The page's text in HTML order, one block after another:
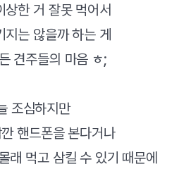
상한 거 잘못 먹어서
지는 않을까 하는 게
견주들의 마음 ㅎ;
조심하지만
핸드폰을 본다거나
래 먹고 삼킬 수 있기 때문에